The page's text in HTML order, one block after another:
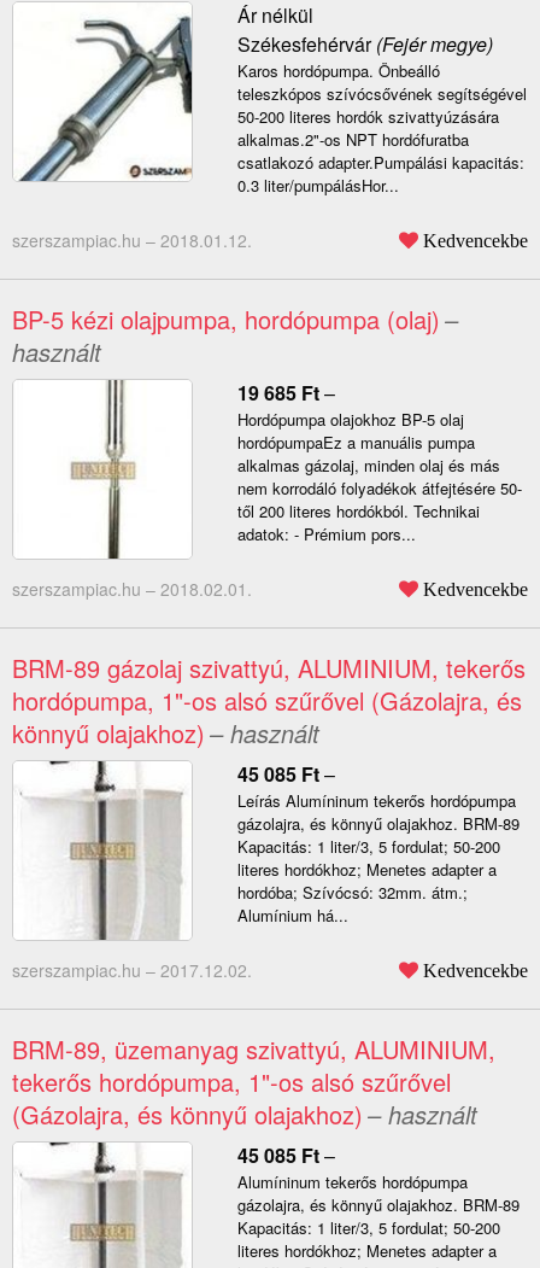
Ár nélkül
Székesfehérvár(Fejér megye)
Karos hordópumpa. Önbeálló
teleszkópos szívócsővének segítségével
50-200 literes hordók szivattyúzására
alkalmas.2"-os NPT hordófuratba
csatlakozó adapter.Pumpálási kapacitás:
0.3 liter/pumpálásHor...
szerszampiac.hu – 2018.01.12. Kedvencekbe
BP-5 kézi olajpumpa, hordópumpa (olaj) –
használt
19 685 Ft–
Hordópumpa olajokhoz BP-5 olaj
hordópumpaEz a manuális pumpa
alkalmas gázolaj, minden olaj és más
nem korrodáló folyadékok átfejtésére 50-
től 200 literes hordókból. Technikai
adatok: - Prémium pors...
szerszampiac.hu – 2018.02.01. Kedvencekbe
BRM-89 gázolaj szivattyú, ALUMINIUM, tekerős
hordópumpa, 1"-os alsó szűrővel (Gázolajra, és
könnyű olajakhoz) – használt
45 085 Ft–
Leírás Alumíninum tekerős hordópumpa
gázolajra, és könnyű olajakhoz. BRM-89
Kapacitás: 1 liter/3, 5 fordulat; 50-200
literes hordókhoz; Menetes adapter a
hordóba; Szívócsó: 32mm. átm.;
Alumínium há...
szerszampiac.hu – 2017.12.02. Kedvencekbe
BRM-89, üzemanyag szivattyú, ALUMINIUM,
tekerős hordópumpa, 1"-os alsó szűrővel
(Gázolajra, és könnyű olajakhoz) – használt
45 085 Ft–
Alumíninum tekerős hordópumpa
gázolajra, és könnyű olajakhoz. BRM-89
Kapacitás: 1 liter/3, 5 fordulat; 50-200
literes hordókhoz; Menetes adapter a